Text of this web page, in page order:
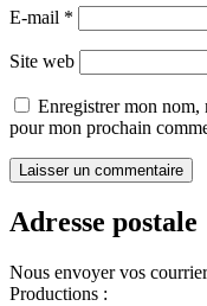
E-mail *
Site web
Enregistrer mon nom,
pour mon prochain
Adresse postale
Nous envoyer vos
Productions :